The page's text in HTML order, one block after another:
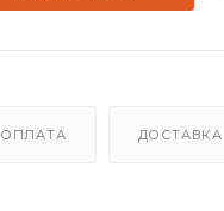
ОПЛАТА ДОСТАВКА